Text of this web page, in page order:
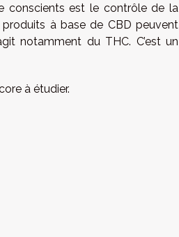
conscients est le contrôle de la
à base de CBD peuvent
notamment du THC. C’est un
à étudier.